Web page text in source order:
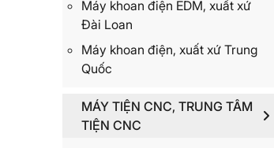
Máy khoan điện EDM, xuất xứ
Đài Loan
Máy khoan điện, xuất xứ Trung
Quốc
MÁY TIỆN CNC, TRUNG TÂM
TIỆN CNC